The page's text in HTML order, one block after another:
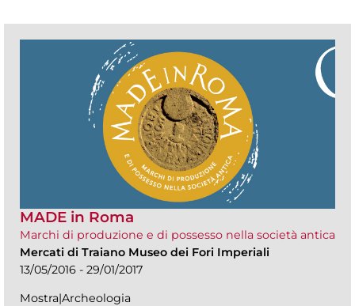
MADE in Roma
Marchi di produzione e di possesso nella società antica
Mercati di Traiano Museo dei Fori Imperiali
13/05/2016 - 29/01/2017
Mostra|Archeologia